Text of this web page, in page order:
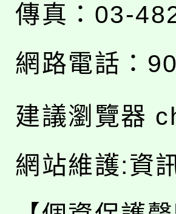
傳真：03-
網路電話：
建議瀏覽器
網站維護:資